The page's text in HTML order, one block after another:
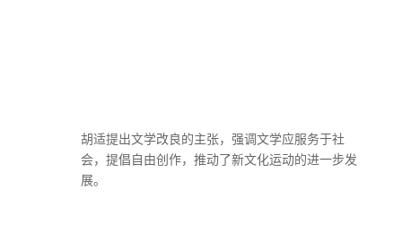
胡适提出文学改良的主张，强调文学应服务于社
会，提倡自由创作，推动了新文化运动的进一步发
展。